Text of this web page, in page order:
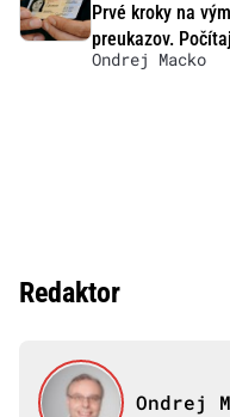
Prvé kroky na
preukazov.
Ondrej Macko
Redaktor
Ondrej